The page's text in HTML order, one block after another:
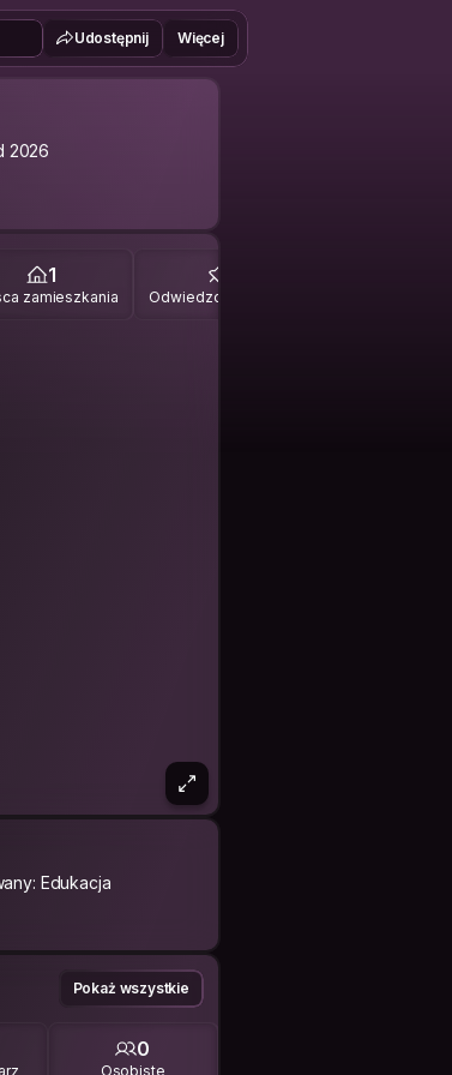
Udostępnij Więcej
2026
1
zamieszkania Odwiedzone miejsca
Edukacja
Pokaż wszystkie
0
Osobiste